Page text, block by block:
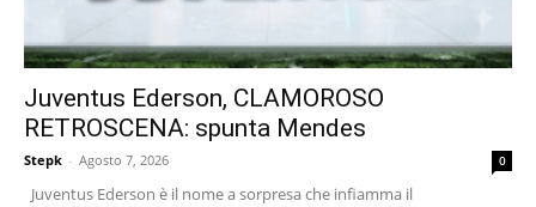
Juventus Ederson, CLAMOROSO
RETROSCENA: spunta Mendes
Stepk - Agosto 7, 2026 0
Juventus Ederson è il nome a sorpresa che infiamma il